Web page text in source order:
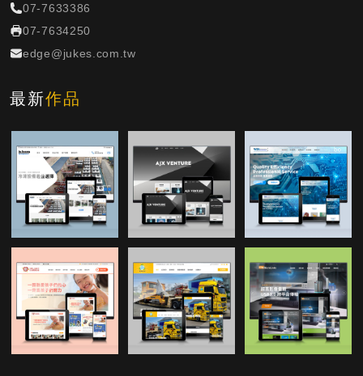
07-7633386
07-7634250
edge@jukes.com.tw
最新作品